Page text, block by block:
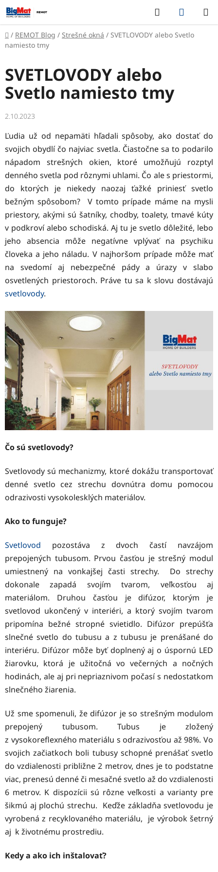
Prejsť
na
obsah
Hľadať
KOŠÍK
Domov
/ REMOT Blog / Strešné okná / SVETLOVODY alebo Svetlo
namiesto tmy
SVETLOVODY alebo
Svetlo namiesto tmy
2.10.2023
Ľudia už od nepamäti hľadali spôsoby, ako dostať do
svojich obydlí čo najviac svetla. Čiastočne sa to podarilo
nápadom strešných okien, ktoré umožňujú rozptyl
denného svetla pod rôznymi uhlami. Čo ale s priestormi,
do ktorých je niekedy naozaj ťažké priniesť svetlo
bežným spôsobom? V tomto prípade máme na mysli
priestory, akými sú šatníky, chodby, toalety, tmavé kúty
v podkroví alebo schodiská. Aj tu je svetlo dôležité, lebo
jeho absencia môže negatívne vplývať na psychiku
človeka a jeho náladu. V najhoršom prípade môže mať
na svedomí aj nebezpečné pády a úrazy v slabo
osvetlených priestoroch. Práve tu sa k slovu dostávajú
svetlovody.
Čo sú svetlovody?
Svetlovody sú mechanizmy, ktoré dokážu transportovať
denné svetlo cez strechu dovnútra domu pomocou
odrazivosti vysokolesklých materiálov.
Ako to funguje?
Svetlovod pozostáva z dvoch častí navzájom
prepojených tubusom. Prvou časťou je strešný modul
umiestnený na vonkajšej časti strechy. Do strechy
dokonale zapadá svojím tvarom, veľkosťou aj
materiálom. Druhou časťou je difúzor, ktorým je
svetlovod ukončený v interiéri, a ktorý svojím tvarom
pripomína bežné stropné svietidlo. Difúzor prepúšťa
slnečné svetlo do tubusu a z tubusu je prenášané do
interiéru. Difúzor môže byť doplnený aj o úspornú LED
žiarovku, ktorá je užitočná vo večerných a nočných
hodinách, ale aj pri nepriaznivom počasí s nedostatkom
slnečného žiarenia.
Už sme spomenuli, že difúzor je so strešným modulom
prepojený tubusom. Tubus je zložený
z vysokoreflexného materiálu s odrazivosťou až 98%. Vo
svojich začiatkoch boli tubusy schopné prenášať svetlo
do vzdialenosti približne 2 metrov, dnes je to podstatne
viac, prenesú denné či mesačné svetlo až do vzdialenosti
6 metrov. K dispozícii sú rôzne veľkosti a varianty pre
šikmú aj plochú strechu. Keďže základňa svetlovodu je
vyrobená z recyklovaného materiálu, je výrobok šetrný
aj k životnému prostrediu.
Kedy a ako ich inštalovať?